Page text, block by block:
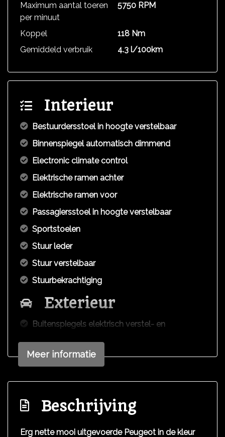
Maximum aantal toeren
per minuut
5750 RPM
Koppel
118 Nm
Gemiddeld verbruik
4.3 l/100km
Interieur
Bestuurdersstoel in hoogte verstelbaar
Binnenspiegel automatisch dimmend
Electronic climate control
Elektrische ramen achter
Elektrische ramen voor
Passagiersstoel in hoogte verstelbaar
Sportstoelen
Stuur leder
Stuur verstelbaar
Stuurbekrachtiging
Exterieur
Buitenspiegels elektrisch verstel- en
Centrale vergrendeling met afstandsbediening
Extra getint glas achter
Meer informatie
Beschrijving
Erg nette mooi uitgevoerde Peugeot in de kleur